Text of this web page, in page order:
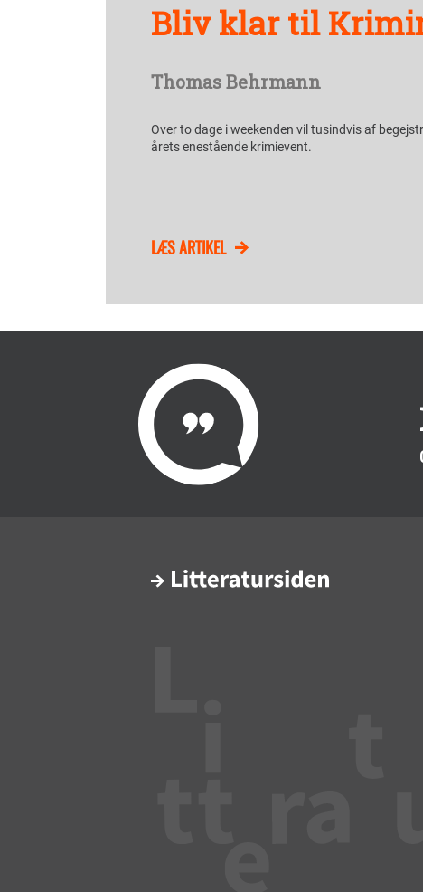
Bliv klar til
Thomas Behrmann
Over to dage i weekenden vil tusindvis af
årets enestående krimievent.
LÆS ARTIKEL